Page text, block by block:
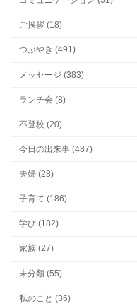
ご挨拶 (18)
つぶやき (491)
メッセージ (383)
ランチ会 (8)
不登校 (20)
今日の出来事 (487)
夫婦 (28)
子育て (186)
学び (182)
家族 (27)
未分類 (55)
私のこと (36)